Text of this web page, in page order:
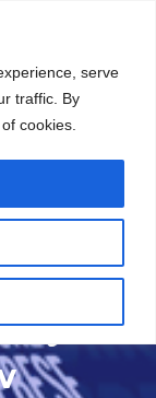
serve
traffic. By
cookies.